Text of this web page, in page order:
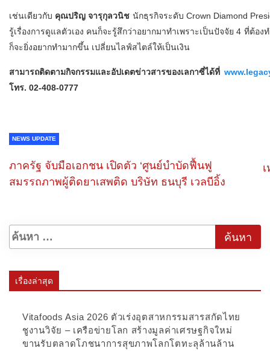
เช่นเดียวกับ คุณปริญ จารุกุลวนิช นักธุรกิจระดับ Crown Diamond
รู้เรื่องการดูแลตัวเอง คนก็จะรู้สึกว่าอยากมาทำเพราะเป็นปัจจัย 4 ที่ต้อ
ก็จะยิ่งอยากทำมากขึ้น เปลี่ยนไลฟ์สไตล์ให้เป็นเงิน
สามารถติดตามกิจกรรมและอัปเดตข่าวสารของเลกาซี่ได้ที่
โทร. 02-408-0777
NEWS UPDATE
ภาครัฐ จับมือเอกชน เปิดตัว ‘ศูนย์บำบัดฟื้นฟู
สมรรถภาพผู้ติดยาเสพติด บริษัท ธนบุรี เวลบีอิ้ง
เรื่องล่าสุด
Vitafoods Asia 2026 ตัวเร่งอุตสาหกรรมสารสกัดไทย
ชูงานวิจัย – เครือข่ายโลก สร้างมูลค่าเศรษฐกิจใหม่
ขานรับตลาดโภชนาการสุขภาพโลกโตทะลุล้านล้าน